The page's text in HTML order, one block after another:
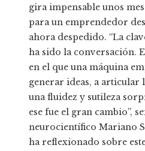
gira impensable unos
para un emprendedor
ahora despedido. “La
ha sido la conversación.
en el que una máquina
generar ideas, a articular
una fluidez y sutileza
ese fue el gran cambio”,
neurocientífico Mariano
ha reflexionado sobre